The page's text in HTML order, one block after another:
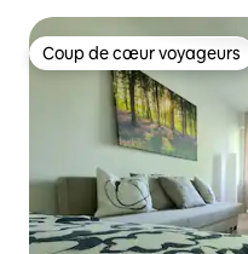
Coup de cœur voyageurs
Coup de cœur voyageurs